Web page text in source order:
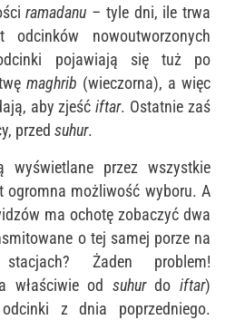
ramadanu – tyle dni, ile trwa
nowoutworzonych
pojawiają się tuż po
maghrib (wieczorna), a więc
aby zjeśćiftar. Ostatnie zaś
przed suhur.
wyświetlane przez wszystkie
ogromna możliwość wyboru. A
ma ochotę zobaczyć dwa
o tej samej porze na
Żaden problem!
właściwie od suhurdoiftar)
z dnia poprzedniego.